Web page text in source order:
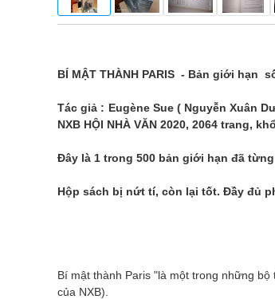
BÍ MẬT THÀNH PARIS - Bản giới hạn
Tác giả : Eugène Sue ( Nguyễn Xuân
NXB HỘI NHÀ VĂN 2020, 2064 trang,
Đây là 1 trong 500 bản giới hạn đã
Hộp sách bị nứt tí, còn lại tốt. Đầy đủ
Bí mật thành Paris "là một trong những
của NXB).